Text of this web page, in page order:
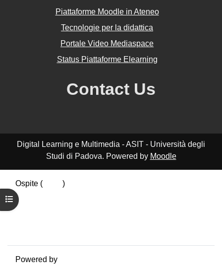
Apri indice del corso
Piattaforme Moodle in Ateneo
Tecnologie per la didattica
Portale Video Mediaspace
Status Piattaforme Elearning
Contact Us
Digital Learning e Multimedia - ASIT - Università degli
Studi di Padova. Powered by Moodle
Ospite (
)
Riepilogo della conservazione dei dati
Politiche
Powered by